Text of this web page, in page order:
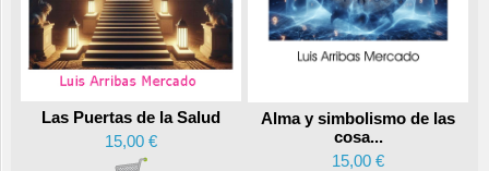
Las Puertas de la Salud
15,00 €
Alma y simbolismo de las
cosa...
15,00 €